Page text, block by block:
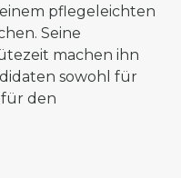
pflegeleichten
Seine
machen ihn
sowohl für
den